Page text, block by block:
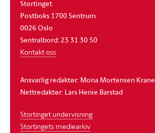
Stortinget
Postboks 1700 Sentrum
0026 Oslo
Sentralbord: 23 31 30 50
Kontakt oss
Ansvarlig redaktør: Mona Mortensen Krane
Nettredaktør: Lars Henie Barstad
Stortinget undervisning
Stortingets mediearkiv